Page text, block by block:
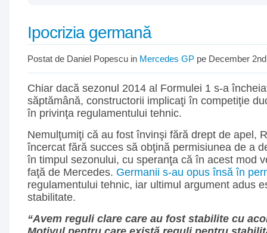
Ipocrizia germană
Postat de Daniel Popescu in Mercedes GP pe December
Chiar dacă sezonul 2014 al Formulei 1 s-a
săptămână, constructorii implicaţi în competiţie
în privinţa regulamentului tehnic.
Nemulţumiţi că au fost învinşi fără drept de apel,
încercat fără succes să obţină permisiunea de a
în timpul sezonului, cu speranţa că în acest mod
faţă de Mercedes. Germanii s-au opus însă în
regulamentului tehnic, iar ultimul argument adus
stabilitate.
“Avem reguli clare care au fost stabilite cu